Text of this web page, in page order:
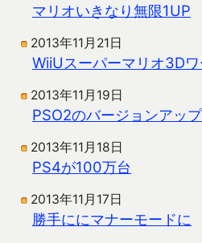
マリオいきなり無限1UP
2013年11月21日
WiiUスーパーマリオ3D
2013年11月19日
PSO2のバージョンアッ
2013年11月18日
PS4が100万台
2013年11月17日
勝手ににマナーモードに